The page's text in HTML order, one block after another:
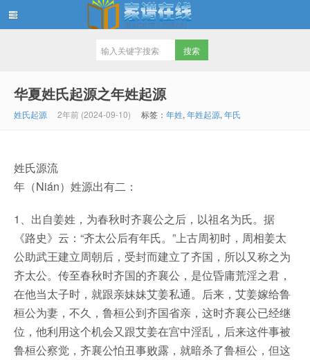
华夏姓氏起源之年姓起源
姓氏起源 2年前 (2024-09-10) 标签： 年姓, 年姓起源, 年氏
姓氏源流
年（Nián）姓源出有二：
1、出自姜姓，为春秋时齐襄公之后，以祖名为氏。据
《路史》云：“齐太公后有年氏。”上古周初时，周相姜太
公助武王建立周朝后，受封而建立了齐国，所以又称之为
齐太公。传至春秋时齐国的齐襄公，是位昏庸荒淫之君，
在他当太子时，就跟亲妹妹艾姜私通。后来，艾姜嫁给鲁
桓公为妻，不久，鲁桓公到齐国省亲，这时齐襄公已经继
位，他利用这个机会又跟艾姜在宫中淫乱，后来这件事被
鲁桓公察觉，齐襄公怕丑事败露，就暗杀了鲁桓公，但这